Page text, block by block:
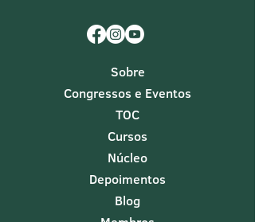
Sobre
Congressos e Eventos
TOC
Cursos
Núcleo
Depoimentos
Blog